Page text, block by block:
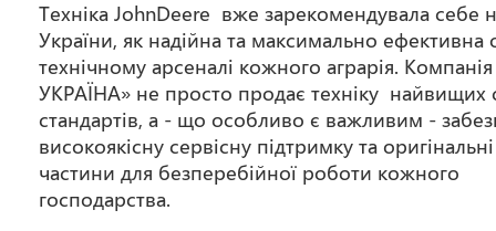
Техніка JohnDeere вже зарекомендувала себе
України, як надійна та максимально ефективна
технічному арсеналі кожного аграрія.
УКРАЇНА» не просто продає техніку найвищих
стандартів, а - що особливо є важливим -
високоякісну сервісну підтримку та
частини для безперебійної роботи кожного
господарства.